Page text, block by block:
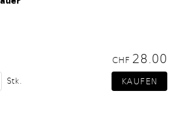
CHF 28.00
Stk.